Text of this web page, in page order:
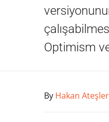
Optimism
By Hakan Ateşler